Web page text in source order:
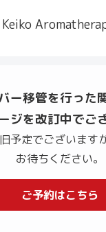
ー移管を行った
ジを改訂中でご
予定でございます
お待ちください。
ご予約はこちら